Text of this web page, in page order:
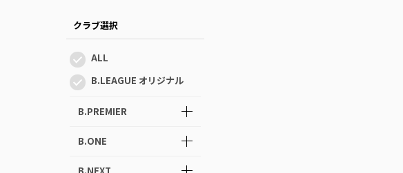
クラブ選択
ALL
B.LEAGUE オリジナル
B.PREMIER
B.ONE
B.NEXT